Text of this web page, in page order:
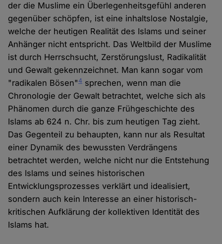
der die Muslime ein Überlegenheitsgefühl anderen
gegenüber schöpfen, ist eine inhaltslose Nostalgie,
welche der heutigen Realität des Islams und seiner
Anhänger nicht entspricht. Das Weltbild der Muslime
ist durch Herrschsucht, Zerstörungslust, Radikalität
und Gewalt gekennzeichnet. Man kann sogar vom
"radikalen Bösen"4 sprechen, wenn man die
Chronologie der Gewalt betrachtet, welche sich als
Phänomen durch die ganze Frühgeschichte des
Islams ab 624 n. Chr. bis zum heutigen Tag zieht.
Das Gegenteil zu behaupten, kann nur als Resultat
einer Dynamik des bewussten Verdrängens
betrachtet werden, welche nicht nur die Entstehung
des Islams und seines historischen
Entwicklungsprozesses verklärt und idealisiert,
sondern auch kein Interesse an einer historisch-
kritischen Aufklärung der kollektiven Identität des
Islams hat.